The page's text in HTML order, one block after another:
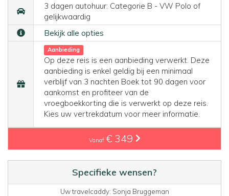
3 dagen autohuur: Categorie B - VW Polo of
gelijkwaardig
Bekijk alle opties
Aanbieding
Op deze reis is een aanbieding verwerkt. Deze
aanbieding is enkel geldig bij een minimaal
verblijf van 3 nachten Boek tot 90 dagen voor
aankomst en profiteer van de
vroegboekkorting die is verwerkt op deze reis.
Kies uw vertrekdatum voor meer informatie.
Vanaf € 349
Specifieke wensen?
Uw travelcaddy: Sonja Bruggeman